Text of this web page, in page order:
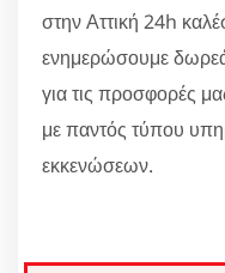
στην Αττική 24h
ενημερώσουμε
για τις προσφορές
με παντός τύπου
εκκενώσεων.